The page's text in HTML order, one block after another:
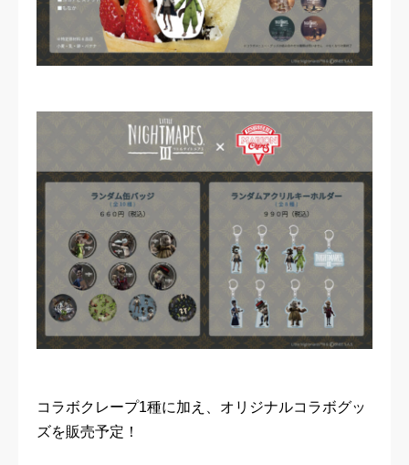
コラボクレープ1種に加え、オリジナルコラボグッ
ズを販売予定！